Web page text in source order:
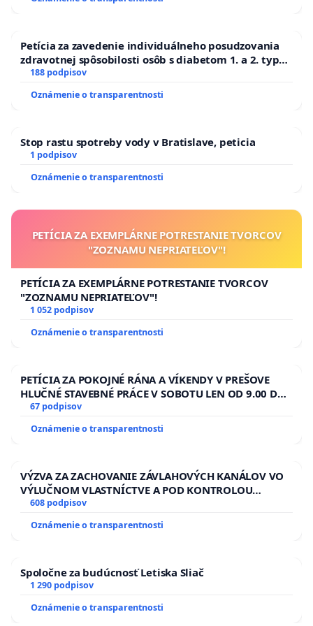
Petícia za zavedenie individuálneho posudzovania
zdravotnej spôsobilosti osôb s diabetom 1. a 2. typu
pri prijímaní do Policajného zboru SR
188 podpisov
Oznámenie o transparentnosti
Stop rastu spotreby vody v Bratislave, peticia
1 podpisov
Oznámenie o transparentnosti
PETÍCIA ZA EXEMPLÁRNE POTRESTANIE TVORCOV
"ZOZNAMU NEPRIATEĽOV"!
PETÍCIA ZA EXEMPLÁRNE POTRESTANIE TVORCOV
"ZOZNAMU NEPRIATEĽOV"!
1 052 podpisov
Oznámenie o transparentnosti
PETÍCIA ZA POKOJNÉ RÁNA A VÍKENDY V PREŠOVE
HLUČNÉ STAVEBNÉ PRÁCE V SOBOTU LEN OD 9.00 DO
13.00 HOD., CEZ PRACOVNÝ TÝŽDEŇ CIEĽ 8.00 – 18.00
ĎUMBIERSKEJ/MAGU
67 podpisov
Oznámenie o transparentnosti
VÝZVA ZA ZACHOVANIE ZÁVLAHOVÝCH KANÁLOV VO
VÝLUČNOM VLASTNÍCTVE A POD KONTROLOU
SLOVENSKEJ REPUBLIKY & žiadosť na riešenie
kanálov na Slovensku
608 podpisov
Oznámenie o transparentnosti
Spoločne za budúcnosť Letiska Sliač
1 290 podpisov
Oznámenie o transparentnosti